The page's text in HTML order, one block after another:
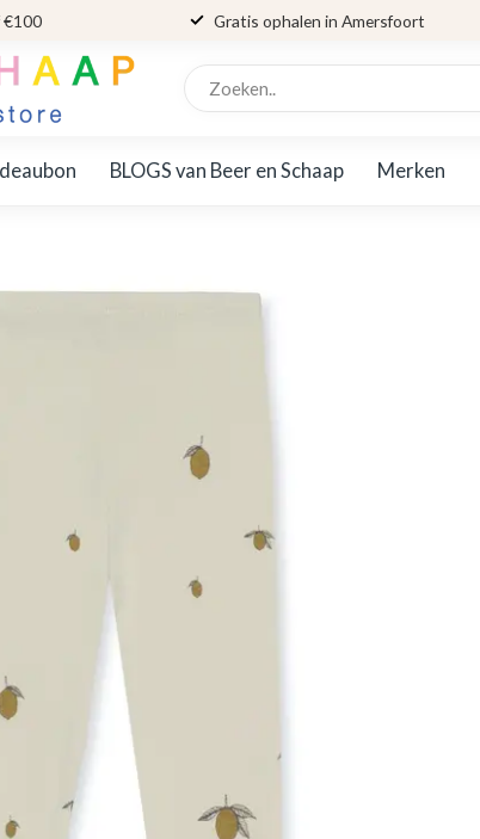
€100 Gratis ophalen in Amersfoort
BLOGS van Beer en Schaap Merken